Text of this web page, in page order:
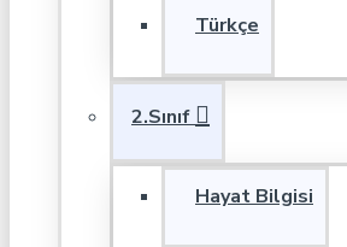
Türkçe
2.Sınıf
Hayat Bilgisi